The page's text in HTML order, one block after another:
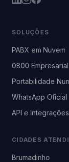
SOLUÇÕES
PABX em Nuvem
0800 Empresarial
Portabilidade
WhatsApp Oficial
API e Integrações
CIDADES
Brumadinho